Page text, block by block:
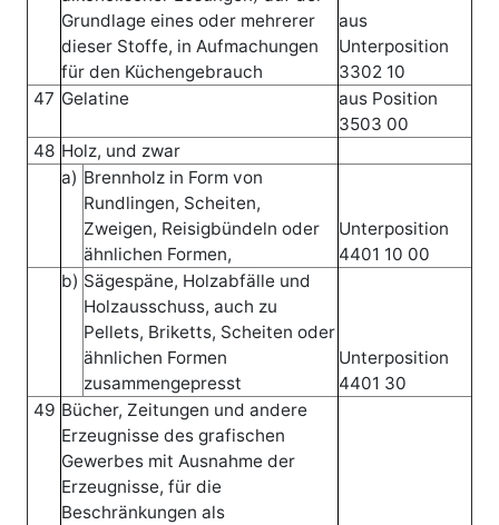
Grundlage eines oder mehrerer
dieser Stoffe, in Aufmachungen
für den Küchengebrauch
aus
Unterposition
3302 10
47 Gelatine
aus Position
3503 00
48 Holz, und zwar
a) Brennholz in Form von
Rundlingen, Scheiten,
Zweigen, Reisigbündeln oder
ähnlichen Formen,
Unterposition
4401 10 00
b) Sägespäne, Holzabfälle und
Holzausschuss, auch zu
Pellets, Briketts, Scheiten oder
ähnlichen Formen
zusammengepresst
Unterposition
4401 30
49 Bücher, Zeitungen und andere
Erzeugnisse des grafischen
Gewerbes mit Ausnahme der
Erzeugnisse, für die
Beschränkungen als